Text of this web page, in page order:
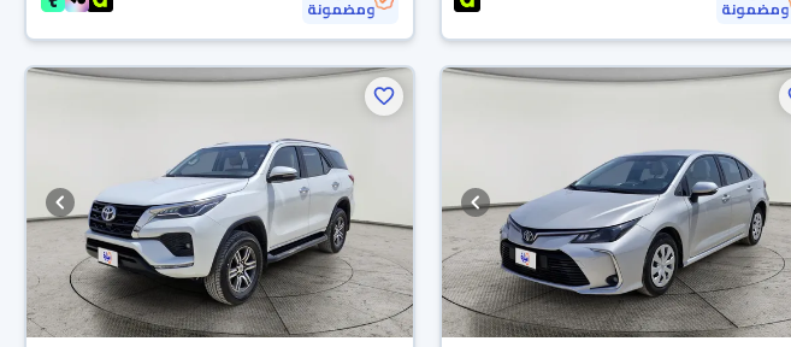
ومضمونة ومضمونة